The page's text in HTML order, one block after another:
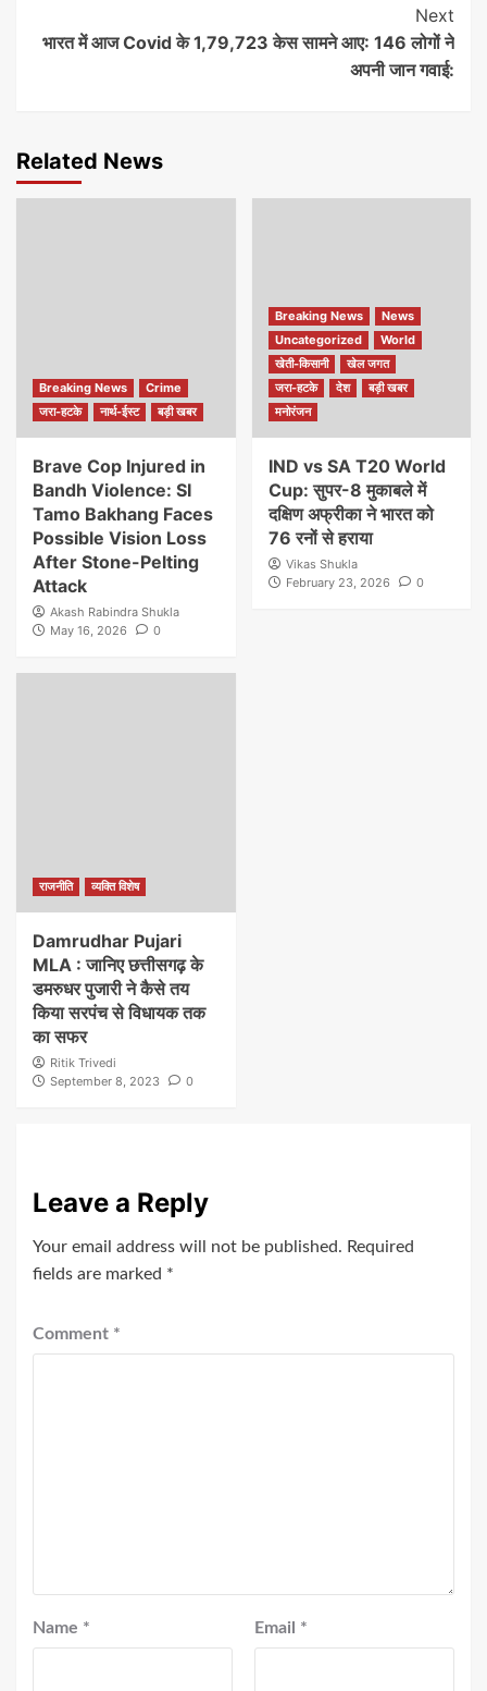
Next
भारत में आज Covid के 1,79,723 केस सामने आए: 146 लोगों ने
अपनी जान गवाई:
Related News
Breaking News
Crime
जरा-हटके
नार्थ-ईस्ट बड़ी खबर
Brave Cop Injured in
Bandh Violence: SI
Tamo Bakhang Faces
Possible Vision Loss
After Stone-Pelting
Attack
Akash Rabindra Shukla
May 16, 2026
0
Breaking News
News
Uncategorized
World
खेती-किसानी
खेल जगत
जरा-हटके
देश
बड़ी खबर
मनोरंजन
IND vs SA T20 World
Cup: सुपर-8 मुकाबले में
दक्षिण अफ्रीका ने भारत को
76 रनों से हराया
Vikas Shukla
February 23, 2026
0
राजनीति व्यक्ति विशेष
Damrudhar Pujari
MLA : जानिए छत्तीसगढ़ के
डमरुधर पुजारी ने कैसे तय
किया सरपंच से विधायक तक
का सफर
Ritik Trivedi
September 8, 2023
0
Leave a Reply
Your email address will not be published. Required
fields are marked *
Comment *
Name * Email *